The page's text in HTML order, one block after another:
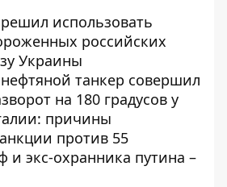
использовать
российских
Украины
танкер совершил
на 180 градусов у
причины
против 55
и экс-охранника путина –